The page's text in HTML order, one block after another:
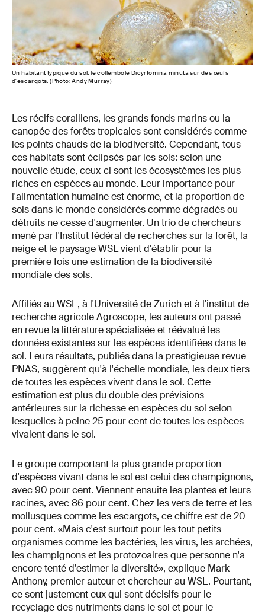
Un habitant typique du sol: le collembole Dicyrtomina minuta sur des œufs
d'escargots. (Photo: Andy Murray)
Les récifs coralliens, les grands fonds marins ou la
canopée des forêts tropicales sont considérés comme
les points chauds de la biodiversité. Cependant, tous
ces habitats sont éclipsés par les sols: selon une
nouvelle étude, ceux-ci sont les écosystèmes les plus
riches en espèces au monde. Leur importance pour
l'alimentation humaine est énorme, et la proportion de
sols dans le monde considérés comme dégradés ou
détruits ne cesse d'augmenter. Un trio de chercheurs
mené par l'Institut fédéral de recherches sur la forêt, la
neige et le paysage WSL vient d'établir pour la
première fois une estimation de la biodiversité
mondiale des sols.
Affiliés au WSL, à l'Université de Zurich et à l'institut de
recherche agricole Agroscope, les auteurs ont passé
en revue la littérature spécialisée et réévalué les
données existantes sur les espèces identifiées dans le
sol. Leurs résultats, publiés dans la prestigieuse revue
PNAS, suggèrent qu'à l'échelle mondiale, les deux tiers
de toutes les espèces vivent dans le sol. Cette
estimation est plus du double des prévisions
antérieures sur la richesse en espèces du sol selon
lesquelles à peine 25 pour cent de toutes les espèces
vivaient dans le sol.
Le groupe comportant la plus grande proportion
d'espèces vivant dans le sol est celui des champignons,
avec 90 pour cent. Viennent ensuite les plantes et leurs
racines, avec 86 pour cent. Chez les vers de terre et les
mollusques comme les escargots, ce chiffre est de 20
pour cent. «Mais c'est surtout pour les tout petits
organismes comme les bactéries, les virus, les archées,
les champignons et les protozoaires que personne n'a
encore tenté d'estimer la diversité», explique Mark
Anthony, premier auteur et chercheur au WSL. Pourtant,
ce sont justement eux qui sont décisifs pour le
recyclage des nutriments dans le sol et pour le